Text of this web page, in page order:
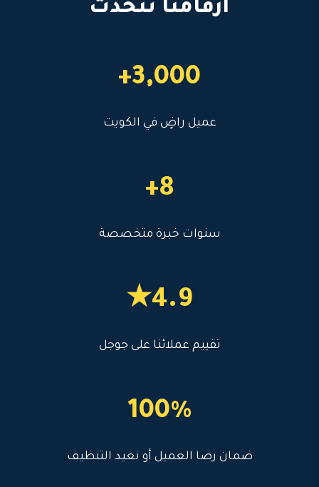
أرقامنا تتحدث
3,000+
عميل راضٍ في الكويت
8+
سنوات خبرة متخصصة
4.9★
تقييم عملائنا على جوجل
100%
ضمان رضا العميل أو نعيد التنظيف